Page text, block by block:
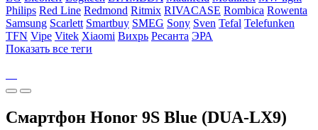
Philips Red Line Redmond Ritmix RIVACASE Rombica Rowenta
Samsung Scarlett Smartbuy SMEG Sony Sven Tefal Telefunken
TFN Vipe Vitek Xiaomi Вихрь Ресанта ЭРА
Показать все теги
Смартфон Honor 9S Blue (DUA-LX9)